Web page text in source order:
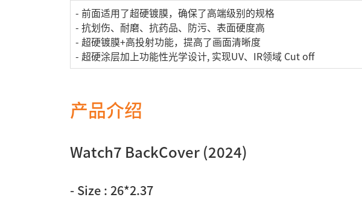
- 前面适用了超硬镀膜，确保了高端级别的规格
- 抗划伤、耐磨、抗药品、防污、表面硬度高
- 超硬镀膜+高投射功能，提高了画面清晰度
- 超硬涂层加上功能性光学设计, 实现UV、IR领域 Cut off
产品介绍
Watch7 BackCover (2024)
- Size : 26*2.37